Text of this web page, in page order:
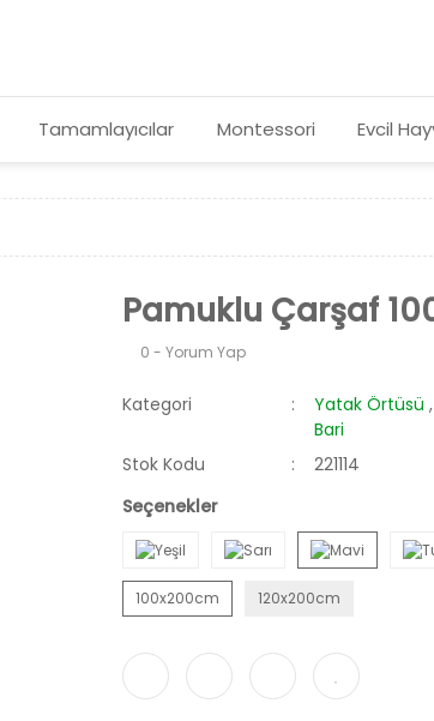
Tamamlayıcılar Montessori Evcil
Pamuklu Çarşaf
0 - Yorum Yap
Kategori Yatak Örtüsü ,
Bari
Stok Kodu
221114
Seçenekler
100x200cm 120x200cm